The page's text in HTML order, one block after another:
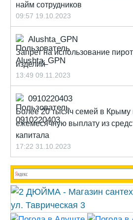
найм сотрудников
09:57 19.10.2023
Alushta_GPN
Запрет на использование
изделий
13:49 09.11.2023
0910220403
Более 20 тысяч семей в Крыму
ежемесячную выплату из
капитала
17:22 31.10.2023